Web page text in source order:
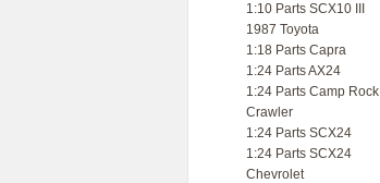
1:10 Parts SCX10 III
1987 Toyota
1:18 Parts Capra
1:24 Parts AX24
1:24 Parts Camp Rock
Crawler
1:24 Parts SCX24
1:24 Parts SCX24
Chevrolet